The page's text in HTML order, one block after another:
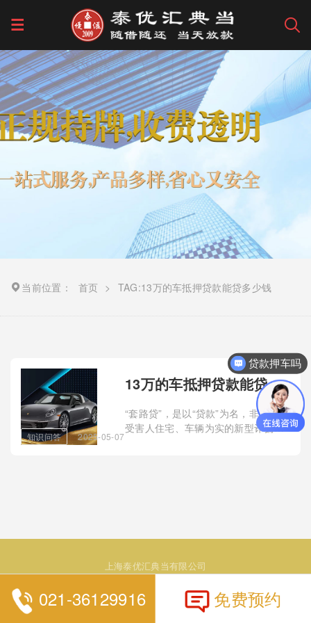
当前位置： 首页 > TAG:13万的车抵押贷款能贷多少钱
13万的车抵押贷款能贷多少钱(抵押贷款可以用车吗)？
“套路贷”，是以“贷款”为名，非法侵占
受害人住宅、车辆为实的新型诈骗犯
知识问答 2025-05-07
上海泰优汇典当有限公司
021-36129916 免费预约
贷款押车吗